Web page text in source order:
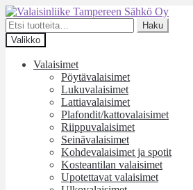
Siirry
navigointiin
Siirry
sisältöön
Etsi:
Haku
Valikko
Valaisimet
Pöytävalaisimet
Lukuvalaisimet
Lattiavalaisimet
Plafondit/kattovalaisimet
Riippuvalaisimet
Seinävalaisimet
Kohdevalaisimet ja spotit
Kosteantilan valaisimet
Upotettavat valaisimet